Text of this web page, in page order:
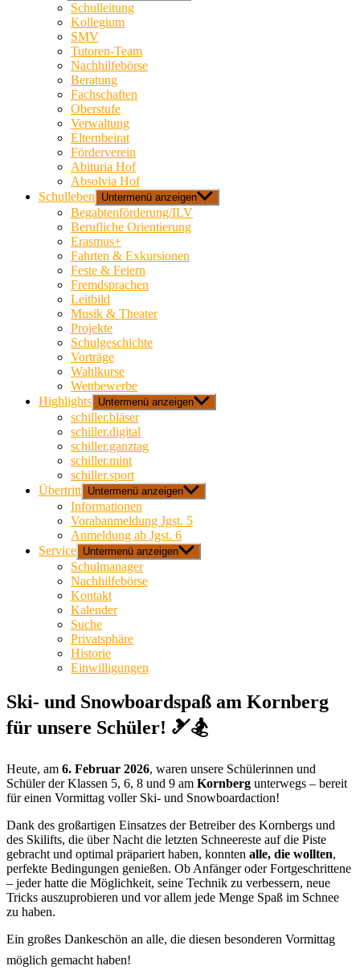
Schulleitung
Kollegium
SMV
Tutoren-Team
Nachhilfebörse
Beratung
Fachschaften
Oberstufe
Verwaltung
Elternbeirat
Förderverein
Abituria Hof
Absolvia Hof
Schulleben
Untermenü anzeigen
Begabtenförderung/ILV
Berufliche Orientierung
Erasmus+
Fahrten & Exkursionen
Feste & Feiern
Fremdsprachen
Leitbild
Musik & Theater
Projekte
Schulgeschichte
Vorträge
Wahlkurse
Wettbewerbe
Highlights Untermenü anzeigen
schiller.bläser
schiller.digital
schiller.ganztag
schiller.mint
schiller.sport
Übertritt Untermenü anzeigen
Informationen
Vorabanmeldung Jgst. 5
Anmeldung ab Jgst. 6
Service Untermenü anzeigen
Schulmanager
Nachhilfebörse
Kontakt
Kalender
Suche
Privatsphäre
Historie
Einwilligungen
Ski- und Snowboardspaß am Kornberg
für unsere Schüler! 🎿🏂
Heute, am 6. Februar 2026, waren unsere Schülerinnen und
Schüler der Klassen 5, 6, 8 und 9 am Kornberg unterwegs – bereit
für einen Vormittag voller Ski- und Snowboardaction!
Dank des großartigen Einsatzes der Betreiber des Kornbergs und
des Skilifts, die über Nacht die letzten Schneereste auf die Piste
gebracht und optimal präpariert haben, konnten alle, die wollten,
perfekte Bedingungen genießen. Ob Anfänger oder Fortgeschrittene
– jeder hatte die Möglichkeit, seine Technik zu verbessern, neue
Tricks auszuprobieren und vor allem jede Menge Spaß im Schnee
zu haben.
Ein großes Dankeschön an alle, die diesen besonderen Vormittag
möglich gemacht haben!